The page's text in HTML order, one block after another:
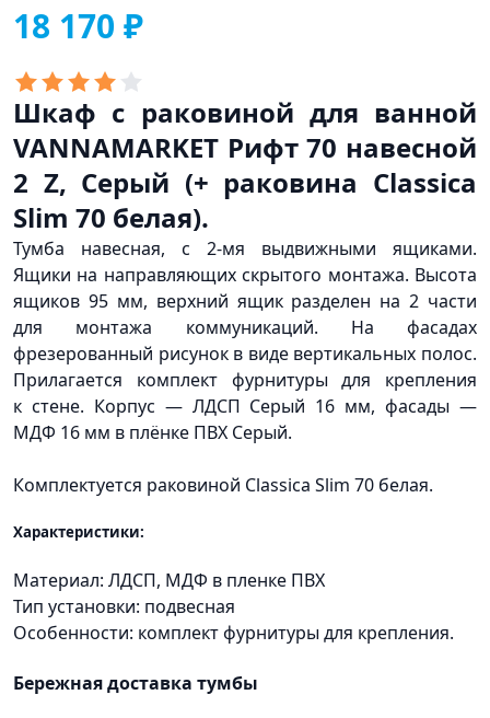
18 170 ₽
Шкаф с раковиной для ванной
VANNAMARKET Рифт 70 навесной
2 Z, Серый (+ раковина Classica
Slim 70 белая).
Тумба навесная, с 2-мя выдвижными ящиками.
Ящики на направляющих скрытого монтажа. Высота
ящиков 95 мм, верхний ящик разделен на 2 части
для монтажа коммуникаций. На фасадах
фрезерованный рисунок в виде вертикальных полос.
Прилагается комплект фурнитуры для крепления
к стене. Корпус — ЛДСП Серый 16 мм, фасады —
МДФ 16 мм в плёнке ПВХ Серый.
Комплектуется раковиной Classica Slim 70 белая.
Характеристики:
Материал: ЛДСП, МДФ в пленке ПВХ
Тип установки: подвесная
Особенности: комплект фурнитуры для крепления.
Бережная доставка тумбы